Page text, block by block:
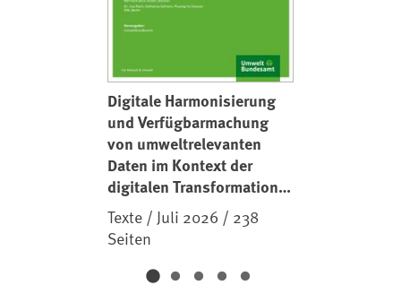
Digitale Harmonisierung
und Verfügbarmachung
von umweltrelevanten
Daten im Kontext der
digitalen Transformation
der Industrie und der
daran gekoppelten
Prozesse und
Dienstleistungen
Texte / Juli 2026 / 238
Seiten